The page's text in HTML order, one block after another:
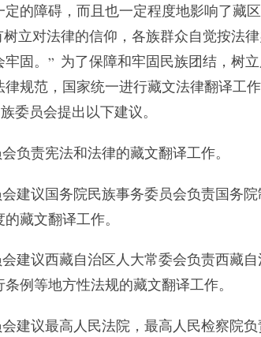
的障碍，而且也一定程度地影响了藏
立对法律的信仰，各族群众自觉按法
固。” 为了保障和牢固民族团结，树
规范，国家统一进行藏文法律翻译工
委员会提出以下建议。
责宪法和法律的藏文翻译工作。
议国务院民族事务委员会负责国务
藏文翻译工作。
议西藏自治区人大常委会负责西藏自
例等地方性法规的藏文翻译工作。
议最高人民法院，最高人民检察院负